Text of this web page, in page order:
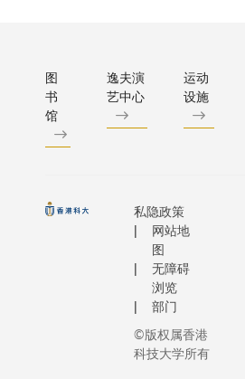
图
书
馆
逸夫演
艺中心
运动
设施
私隐政策
网站地
图
无障碍
浏览
部门
©版权属香港
科技大学所有